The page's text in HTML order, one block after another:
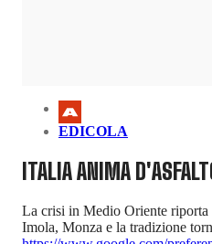
EDICOLA
ITALIA ANIMA
La crisi in Medio Oriente
Imola, Monza e la tradizione